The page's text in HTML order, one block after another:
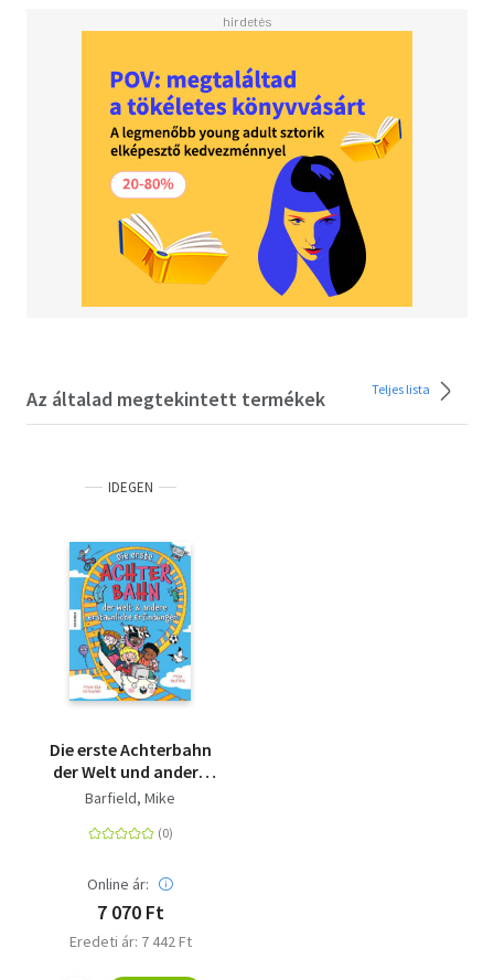
Spültoilette der Welt vor 400 Jahren vom Patenkind von
hatten die ältesten Wollsocken der Welt, die vor 1700
Jahren in Ägypten hergestellt wurden? Ein Sachbuch für
Kinder mit den allerersten, allerkomischsten,
allerschnellsten und allerhöchsten Erfindungen der Welt,
die man so bestimmt in keinem anderen Geschichtsbuch
Az általad megtekintett termékek Teljes lista
IDEGEN
Die erste Achterbahn
der Welt und andere
erstaunliche
Barfield, Mike
Online ár:
7 070 Ft
Eredeti ár: 7 442 Ft